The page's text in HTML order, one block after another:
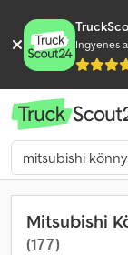
Ingyenes
Mitsubishi
(177)